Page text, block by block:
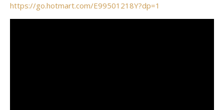
https://go.hotmart.com/E99501218Y?dp=1